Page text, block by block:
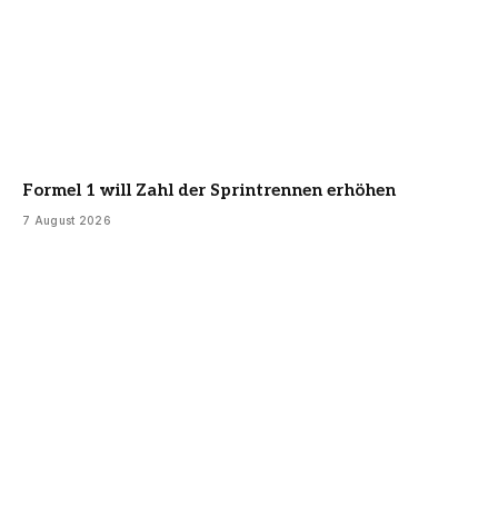
Formel 1 will Zahl der Sprintrennen erhöhen
7 August 2026